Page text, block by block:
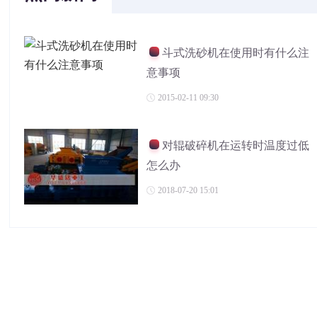
斗式洗砂机在使用时有什么注
意事项
2015-02-11 09:30
对辊破碎机在运转时温度过低
怎么办
2018-07-20 15:01